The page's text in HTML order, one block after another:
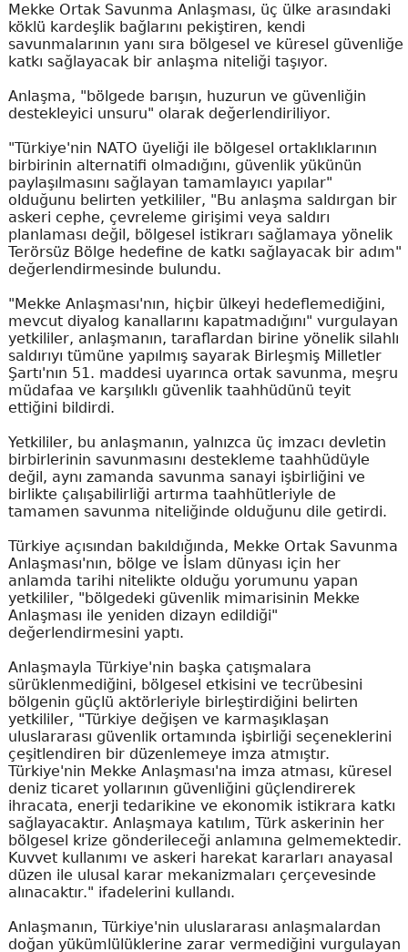
Mekke Ortak Savunma Anlaşması, üç ülke arasındaki
köklü kardeşlik bağlarını pekiştiren, kendi
savunmalarının yanı sıra bölgesel ve küresel güvenliğe
katkı sağlayacak bir anlaşma niteliği taşıyor.
Anlaşma, "bölgede barışın, huzurun ve güvenliğin
destekleyici unsuru" olarak değerlendiriliyor.
"Türkiye'nin NATO üyeliği ile bölgesel ortaklıklarının
birbirinin alternatifi olmadığını, güvenlik yükünün
paylaşılmasını sağlayan tamamlayıcı yapılar"
olduğunu belirten yetkililer, "Bu anlaşma saldırgan bir
askeri cephe, çevreleme girişimi veya saldırı
planlaması değil, bölgesel istikrarı sağlamaya yönelik
Terörsüz Bölge hedefine de katkı sağlayacak bir adım"
değerlendirmesinde bulundu.
"Mekke Anlaşması'nın, hiçbir ülkeyi hedeflemediğini,
mevcut diyalog kanallarını kapatmadığını" vurgulayan
yetkililer, anlaşmanın, taraflardan birine yönelik silahlı
saldırıyı tümüne yapılmış sayarak Birleşmiş Milletler
Şartı'nın 51. maddesi uyarınca ortak savunma, meşru
müdafaa ve karşılıklı güvenlik taahhüdünü teyit
ettiğini bildirdi.
Yetkililer, bu anlaşmanın, yalnızca üç imzacı devletin
birbirlerinin savunmasını destekleme taahhüdüyle
değil, aynı zamanda savunma sanayi işbirliğini ve
birlikte çalışabilirliği artırma taahhütleriyle de
tamamen savunma niteliğinde olduğunu dile getirdi.
Türkiye açısından bakıldığında, Mekke Ortak Savunma
Anlaşması'nın, bölge ve İslam dünyası için her
anlamda tarihi nitelikte olduğu yorumunu yapan
yetkililer, "bölgedeki güvenlik mimarisinin Mekke
Anlaşması ile yeniden dizayn edildiği"
değerlendirmesini yaptı.
Anlaşmayla Türkiye'nin başka çatışmalara
sürüklenmediğini, bölgesel etkisini ve tecrübesini
bölgenin güçlü aktörleriyle birleştirdiğini belirten
yetkililer, "Türkiye değişen ve karmaşıklaşan
uluslararası güvenlik ortamında işbirliği seçeneklerini
çeşitlendiren bir düzenlemeye imza atmıştır.
Türkiye'nin Mekke Anlaşması'na imza atması, küresel
deniz ticaret yollarının güvenliğini güçlendirerek
ihracata, enerji tedarikine ve ekonomik istikrara katkı
sağlayacaktır. Anlaşmaya katılım, Türk askerinin her
bölgesel krize gönderileceği anlamına gelmemektedir.
Kuvvet kullanımı ve askeri harekat kararları anayasal
düzen ile ulusal karar mekanizmaları çerçevesinde
alınacaktır." ifadelerini kullandı.
Anlaşmanın, Türkiye'nin uluslararası anlaşmalardan
doğan yükümlülüklerine zarar vermediğini vurgulayan